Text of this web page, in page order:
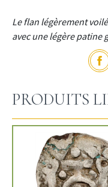
Le flan légèrement
avec une légère patine
PRODUITS